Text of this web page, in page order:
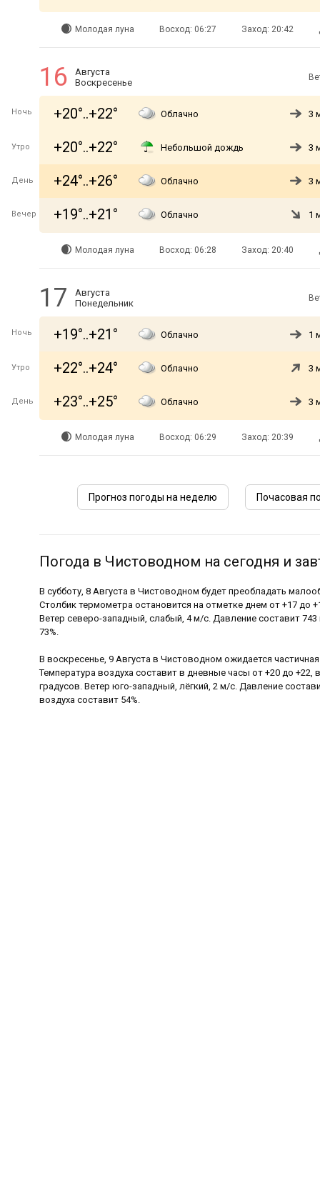
Молодая луна Восход: 06:27 Заход: 20:42
16
Августа
Воскресенье
Ночь +20°..+22° Облачно 3
Утро +20°..+22° Небольшой дождь 3
День +24°..+26° Облачно 3
Вечер +19°..+21° Облачно 1
Молодая луна Восход: 06:28 Заход: 20:40
17
Августа
Понедельник
Ночь +19°..+21° Облачно 1
Утро +22°..+24° Облачно 3
День +23°..+25° Облачно 3
Молодая луна Восход: 06:29 Заход: 20:39
Прогноз погоды на неделю Почасовая
Погода в Чистоводном на сегодня и
В субботу, 8 Августа в Чистоводном будет преобладать
Столбик термометра остановится на отметке днем от +17 до
Ветер северо-западный, слабый, 4 м/с. Давление составит
73%.
В воскресенье, 9 Августа в Чистоводном ожидается
Температура воздуха составит в дневные часы от +20 до +22,
градусов. Ветер юго-западный, лёгкий, 2 м/с. Давление
воздуха составит 54%.